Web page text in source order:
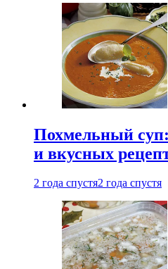
Похмельный
и вкусных
2 года спустя2 года спустя